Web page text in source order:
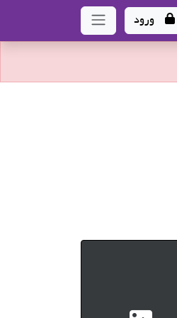
ورود